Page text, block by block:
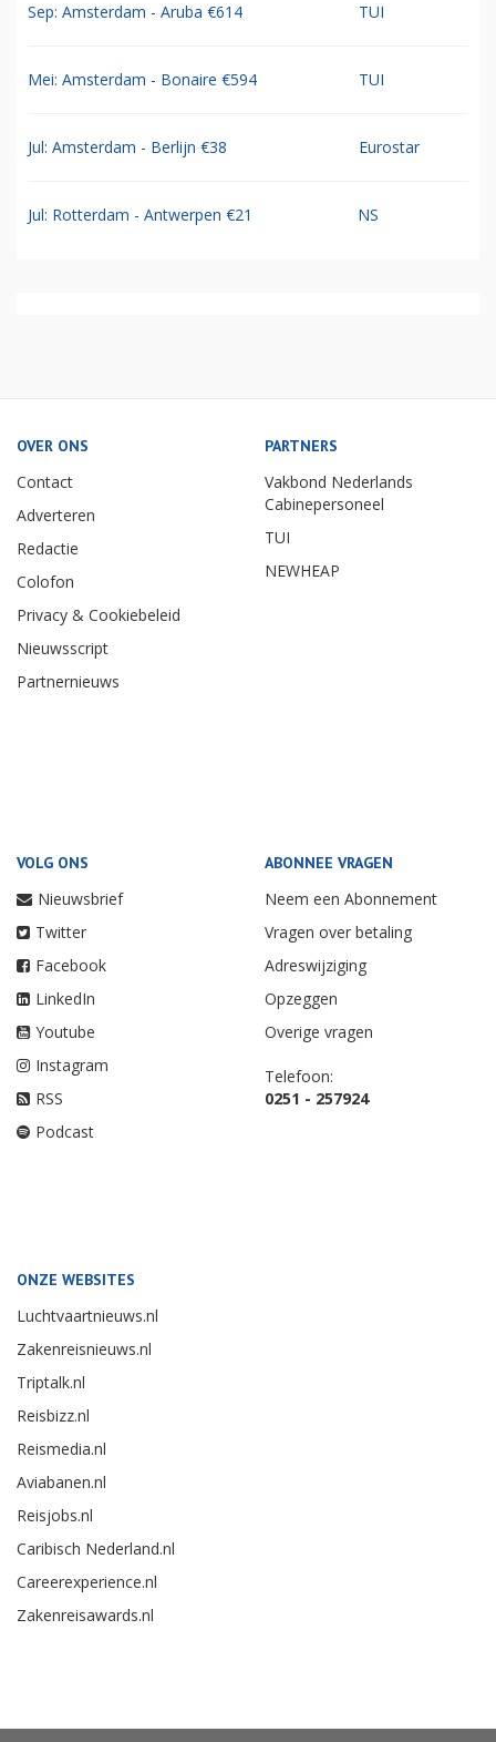
Sep: Amsterdam - Aruba €614 TUI
Mei: Amsterdam - Bonaire €594 TUI
Jul: Amsterdam - Berlijn €38 Eurostar
Jul: Rotterdam - Antwerpen €21 NS
OVER ONS
Contact
Adverteren
Redactie
Colofon
Privacy & Cookiebeleid
Nieuwsscript
Partnernieuws
PARTNERS
Vakbond Nederlands
Cabinepersoneel
TUI
NEWHEAP
VOLG ONS
Nieuwsbrief
Twitter
Facebook
LinkedIn
Youtube
Instagram
RSS
Podcast
ABONNEE VRAGEN
Neem een Abonnement
Vragen over betaling
Adreswijziging
Opzeggen
Overige vragen
Telefoon:
0251 - 257924
ONZE WEBSITES
Luchtvaartnieuws.nl
Zakenreisnieuws.nl
Triptalk.nl
Reisbizz.nl
Reismedia.nl
Aviabanen.nl
Reisjobs.nl
Caribisch Nederland.nl
Careerexperience.nl
Zakenreisawards.nl